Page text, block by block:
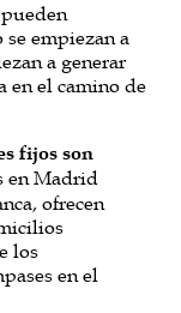
se empiezan a
a generar
en el camino de
fijos son
en Madrid
ofrecen
los
en el